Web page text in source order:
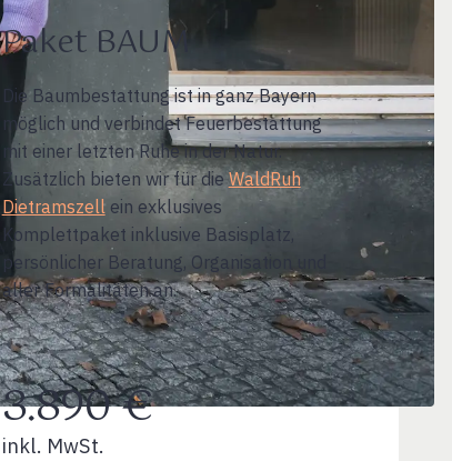
Paket BAUM
Die Baumbestattung ist in ganz Bayern
möglich und verbindet Feuerbestattung
mit einer letzten Ruhe in der Natur.
Zusätzlich bieten wir für die WaldRuh
Dietramszellein exklusives
Komplettpaket inklusive Basisplatz,
persönlicher Beratung, Organisation und
aller Formalitäten an.
3.890 €
inkl. MwSt.